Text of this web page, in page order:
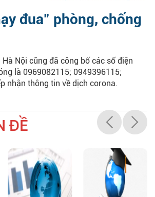
đua” phòng, chống
Hà Nội cũng đã công bố các số điện
là 0969082115; 0949396115;
nhận thông tin về dịch corona.
ĐỀ